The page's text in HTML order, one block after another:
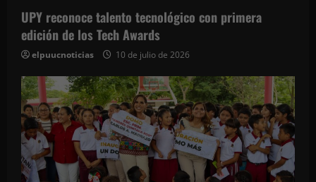
UPY reconoce talento tecnológico con primera
edición de los Tech Awards
elpuucnoticias 10 de julio de 2026